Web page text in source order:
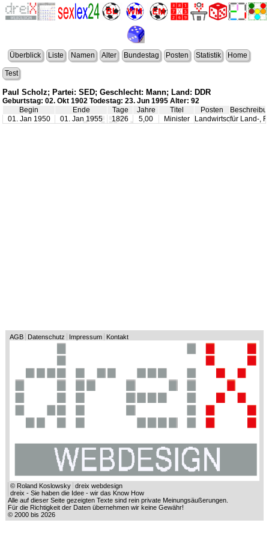
Überblick Liste Namen Alter Bundestag Posten Statistik Home
Test
Paul Scholz; Partei: SED; Geschlecht: Mann; Land: DDR
Geburtstag: 02. Okt 1902 Todestag: 23. Jun 1995 Alter: 92
Begin
Ende Tage Jahre Titel Posten
01. Jan 1950
01. Jan 1955 1826 5,00 Minister Landwirtschaftfür Land-,
AGB Datenschutz Impressum Kontakt
© Roland Koslowsky
dreix webdesign
dreix - Sie haben die Idee - wir das Know How
Alle auf dieser Seite gezeigten Texte sind rein private Meinungsäußerungen.
Für die Richtigkeit der Daten übernehmen wir keine Gewähr!
© 2000 bis 2026